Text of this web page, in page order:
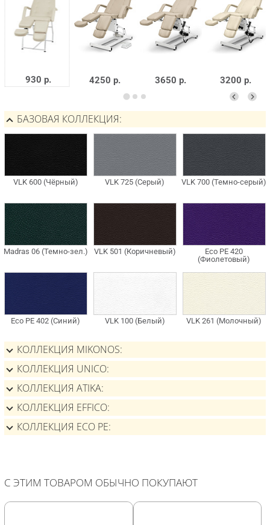
930 р. 4250 р. 3650 р. 3200 р.
БАЗОВАЯ КОЛЛЕКЦИЯ
КОЛЛЕКЦИЯ MIKONOS
КОЛЛЕКЦИЯ UNICO
КОЛЛЕКЦИЯ ATIKA
КОЛЛЕКЦИЯ EFFICO
КОЛЛЕКЦИЯ ECO PE
С ЭТИМ ТОВАРОМ ОБЫЧНО ПОКУПАЮТ